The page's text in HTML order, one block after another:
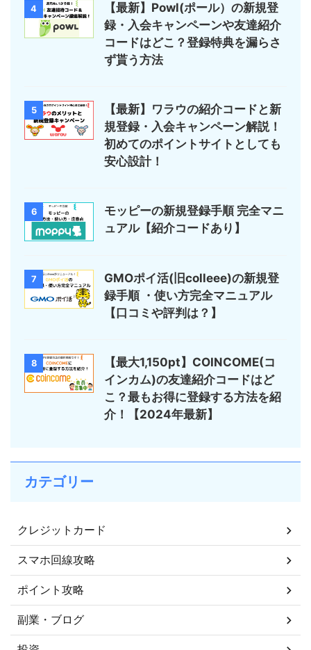
4
【最新】Powl(ポール）の新規登
録・入会キャンペーンや友達紹介
コードはどこ？登録特典を漏らさ
ず貰う方法
5
【最新】ワラウの紹介コードと新
規登録・入会キャンペーン解説！
初めてのポイントサイトとしても
安心設計！
6
モッピーの新規登録手順 完全マニ
ュアル【紹介コードあり】
7
GMOポイ活(旧colleee)の新規登
録手順 ・使い方完全マニュアル
【口コミや評判は？】
8
【最大1,150pt】COINCOME(コ
インカム)の友達紹介コードはど
こ？最もお得に登録する方法を紹
介！【2024年最新】
カテゴリー
クレジットカード
スマホ回線攻略
ポイント攻略
副業・ブログ